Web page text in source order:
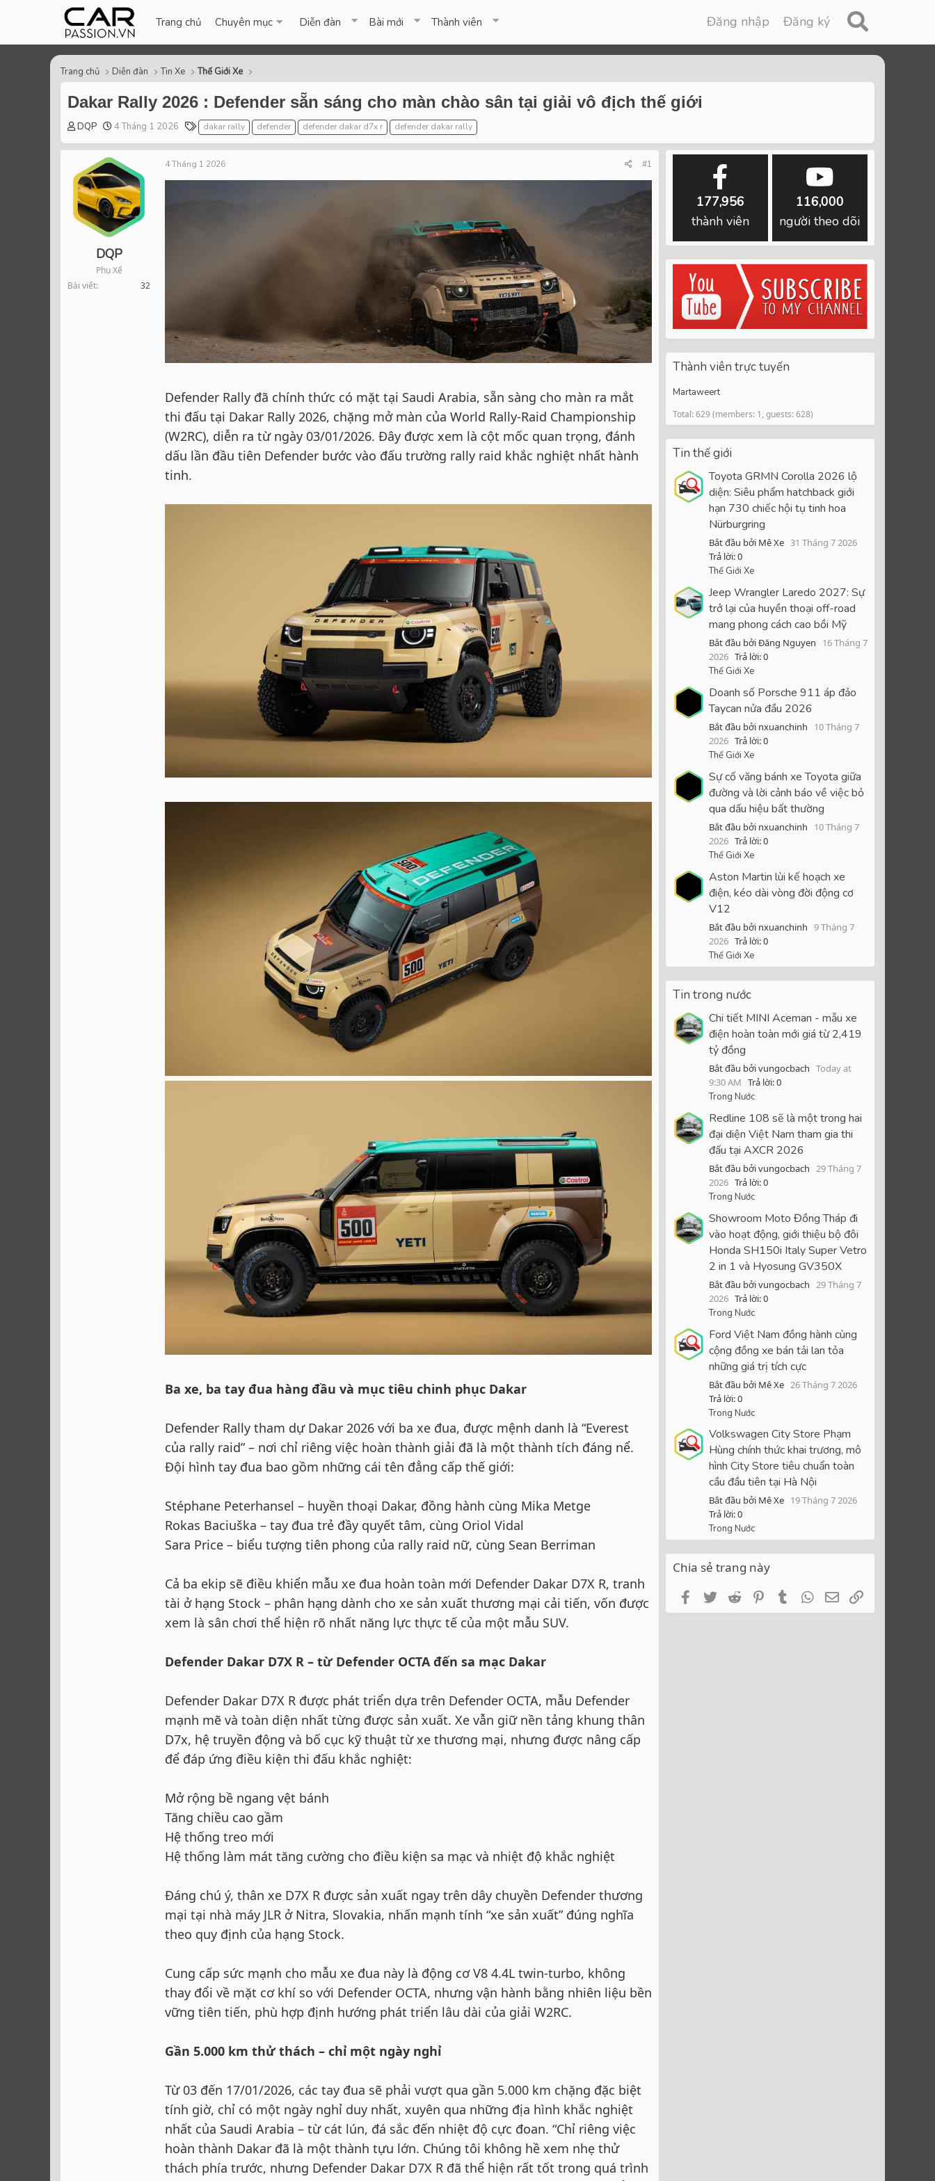
Trang chủ Chuyên mục Diễn đàn Bài mới Thành viên Đăng nhập Đăng ký
Trang chủ Diễn đàn Tin Xe Thế Giới Xe
Dakar Rally 2026 : Defender sẵn sáng cho màn chào sân tại giải vô địch thế giới
T
r
a
d
s
t
r
DQP
S
a
r
t
d
a
t
e
4 Tháng 1 2026
T
a
g
s
dakar rally defender defender dakar d7x r defender dakar rally
DQP
Phụ Xế
Bài viết
32
4 Tháng 1 2026 #1
Defender Rally đã chính thức có mặt tại Saudi Arabia, sẵn sàng cho màn ra mắt
thi đấu tại Dakar Rally 2026, chặng mở màn của World Rally-Raid Championship
(W2RC), diễn ra từ ngày 03/01/2026. Đây được xem là cột mốc quan trọng, đánh
dấu lần đầu tiên Defender bước vào đấu trường rally raid khắc nghiệt nhất hành
tinh.
Ba xe, ba tay đua hàng đầu và mục tiêu chinh phục Dakar
Defender Rally tham dự Dakar 2026 với ba xe đua, được mệnh danh là “Everest
của rally raid” – nơi chỉ riêng việc hoàn thành giải đã là một thành tích đáng nể.
Đội hình tay đua bao gồm những cái tên đẳng cấp thế giới:
Stéphane Peterhansel – huyền thoại Dakar, đồng hành cùng Mika Metge
Rokas Baciuška – tay đua trẻ đầy quyết tâm, cùng Oriol Vidal
Sara Price – biểu tượng tiên phong của rally raid nữ, cùng Sean Berriman
Cả ba ekip sẽ điều khiển mẫu xe đua hoàn toàn mới Defender Dakar D7X R, tranh
tài ở hạng Stock – phân hạng dành cho xe sản xuất thương mại cải tiến, vốn được
xem là sân chơi thể hiện rõ nhất năng lực thực tế của một mẫu SUV.
Defender Dakar D7X R – từ Defender OCTA đến sa mạc Dakar
Defender Dakar D7X R được phát triển dựa trên Defender OCTA, mẫu Defender
mạnh mẽ và toàn diện nhất từng được sản xuất. Xe vẫn giữ nền tảng khung thân
D7x, hệ truyền động và bố cục kỹ thuật từ xe thương mại, nhưng được nâng cấp
để đáp ứng điều kiện thi đấu khắc nghiệt:
Mở rộng bề ngang vệt bánh
Tăng chiều cao gầm
Hệ thống treo mới
Hệ thống làm mát tăng cường cho điều kiện sa mạc và nhiệt độ khắc nghiệt
Đáng chú ý, thân xe D7X R được sản xuất ngay trên dây chuyền Defender thương
mại tại nhà máy JLR ở Nitra, Slovakia, nhấn mạnh tính “xe sản xuất” đúng nghĩa
theo quy định của hạng Stock.
Cung cấp sức mạnh cho mẫu xe đua này là động cơ V8 4.4L twin-turbo, không
thay đổi về mặt cơ khí so với Defender OCTA, nhưng vận hành bằng nhiên liệu bền
vững tiên tiến, phù hợp định hướng phát triển lâu dài của giải W2RC.
Gần 5.000 km thử thách – chỉ một ngày nghỉ
Từ 03 đến 17/01/2026, các tay đua sẽ phải vượt qua gần 5.000 km chặng đặc biệt
tính giờ, chỉ có một ngày nghỉ duy nhất, xuyên qua những địa hình khắc nghiệt
nhất của Saudi Arabia – từ cát lún, đá sắc đến nhiệt độ cực đoan. “Chỉ riêng việc
hoàn thành Dakar đã là một thành tựu lớn. Chúng tôi không hề xem nhẹ thử
thách phía trước, nhưng Defender Dakar D7X R đã thể hiện rất tốt trong quá trình
177,956
thành viên
116,000
người theo dõi
Thành viên trực tuyến
Martaweert
Total: 629 (members: 1, guests: 628)
Tin thế giới
Toyota GRMN Corolla 2026 lộ
diện: Siêu phẩm hatchback giới
hạn 730 chiếc hội tụ tinh hoa
Nürburgring
Bắt đầu bởi Mê Xe 31 Tháng 7 2026
Trả lời: 0
Thế Giới Xe
Jeep Wrangler Laredo 2027: Sự
trở lại của huyền thoại off-road
mang phong cách cao bồi Mỹ
Bắt đầu bởi Đăng Nguyen
16 Tháng 7
2026 Trả lời: 0
Thế Giới Xe
Doanh số Porsche 911 áp đảo
Taycan nửa đầu 2026
Bắt đầu bởi nxuanchinh
10 Tháng 7
2026 Trả lời: 0
Thế Giới Xe
Sự cố văng bánh xe Toyota giữa
đường và lời cảnh báo về việc bỏ
qua dấu hiệu bất thường
Bắt đầu bởi nxuanchinh
10 Tháng 7
2026 Trả lời: 0
Thế Giới Xe
Aston Martin lùi kế hoạch xe
điện, kéo dài vòng đời động cơ
V12
Bắt đầu bởi nxuanchinh 9 Tháng 7
2026 Trả lời: 0
Thế Giới Xe
Tin trong nước
Chi tiết MINI Aceman - mẫu xe
điện hoàn toàn mới giá từ 2,419
tỷ đồng
Bắt đầu bởi vungocbach Today at
9:30 AM Trả lời: 0
Trong Nước
Redline 108 sẽ là một trong hai
đại diện Việt Nam tham gia thi
đấu tại AXCR 2026
Bắt đầu bởi vungocbach 29 Tháng 7
2026 Trả lời: 0
Trong Nước
Showroom Moto Đồng Tháp đi
vào hoạt động, giới thiệu bộ đôi
Honda SH150i Italy Super Vetro
2 in 1 và Hyosung GV350X
Bắt đầu bởi vungocbach 29 Tháng 7
2026 Trả lời: 0
Trong Nước
Ford Việt Nam đồng hành cùng
cộng đồng xe bán tải lan tỏa
những giá trị tích cực
Bắt đầu bởi Mê Xe 26 Tháng 7 2026
Trả lời: 0
Trong Nước
Volkswagen City Store Phạm
Hùng chính thức khai trương, mô
hình City Store tiêu chuẩn toàn
cầu đầu tiên tại Hà Nội
Bắt đầu bởi Mê Xe 19 Tháng 7 2026
Trả lời: 0
Trong Nước
Chia sẻ trang này
FacebookTwitterRedditPinterestTumblrWhatsApp
Email